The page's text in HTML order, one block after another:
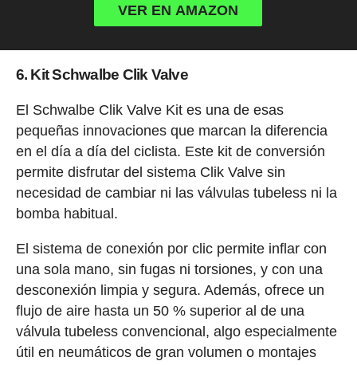
VER EN AMAZON
6. Kit Schwalbe Clik Valve
El Schwalbe Clik Valve Kit es una de esas
pequeñas innovaciones que marcan la diferencia
en el día a día del ciclista. Este kit de conversión
permite disfrutar del sistema Clik Valve sin
necesidad de cambiar ni las válvulas tubeless ni la
bomba habitual.
El sistema de conexión por clic permite inflar con
una sola mano, sin fugas ni torsiones, y con una
desconexión limpia y segura. Además, ofrece un
flujo de aire hasta un 50 % superior al de una
válvula tubeless convencional, algo especialmente
útil en neumáticos de gran volumen o montajes